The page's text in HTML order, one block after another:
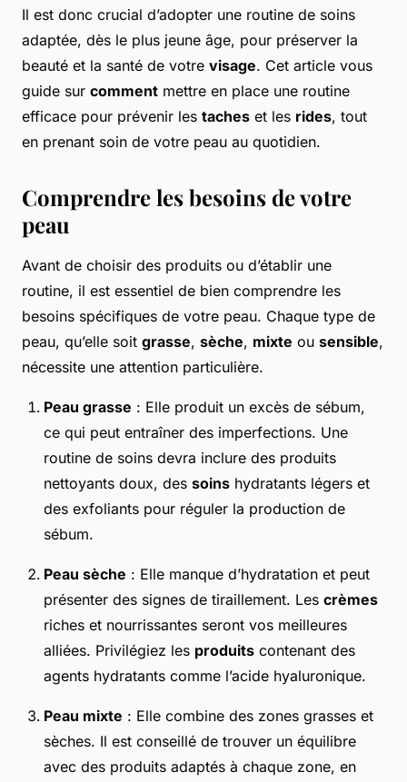
Il est donc crucial d’adopter une routine de soins
adaptée, dès le plus jeune âge, pour préserver la
beauté et la santé de votre visage. Cet article vous
guide sur comment mettre en place une routine
efficace pour prévenir les taches et les rides, tout
en prenant soin de votre peau au quotidien.
Comprendre les besoins de votre
peau
Avant de choisir des produits ou d’établir une
routine, il est essentiel de bien comprendre les
besoins spécifiques de votre peau. Chaque type de
peau, qu’elle soit grasse, sèche, mixte ou sensible,
nécessite une attention particulière.
Peau grasse : Elle produit un excès de sébum,
ce qui peut entraîner des imperfections. Une
routine de soins devra inclure des produits
nettoyants doux, des soins hydratants légers et
des exfoliants pour réguler la production de
sébum.
Peau sèche : Elle manque d’hydratation et peut
présenter des signes de tiraillement. Les crèmes
riches et nourrissantes seront vos meilleures
alliées. Privilégiez les produits contenant des
agents hydratants comme l’acide hyaluronique.
Peau mixte : Elle combine des zones grasses et
sèches. Il est conseillé de trouver un équilibre
avec des produits adaptés à chaque zone, en